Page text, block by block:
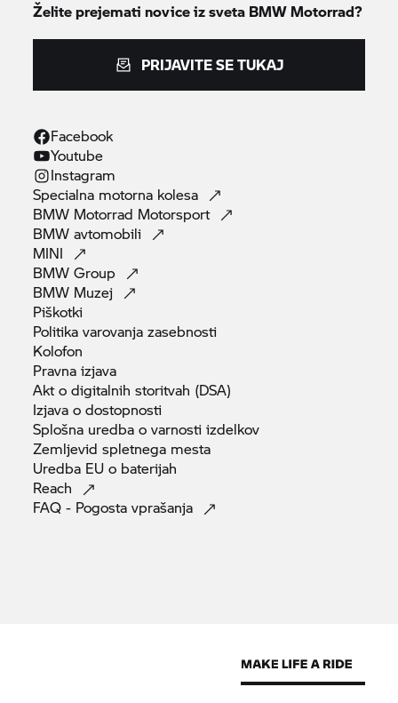
Želite prejemati novice iz sveta BMW Motorrad?
PRIJAVITE SE TUKAJ
Facebook
Youtube
Instagram
Specialna motorna kolesa
BMW Motorrad Motorsport
BMWavtomobili
MINI
BMWGroup
BMW Muzej
Piškotki
Politika varovanjazasebnosti
Kolofon
Pravnaizjava
Akt o digitalnih storitvah (DSA)
Izjava odostopnosti
Splošna uredba o varnostiizdelkov
Zemljevid spletnega mesta
Uredba EU o baterijah
Reach
FAQ - Pogostavprašanja